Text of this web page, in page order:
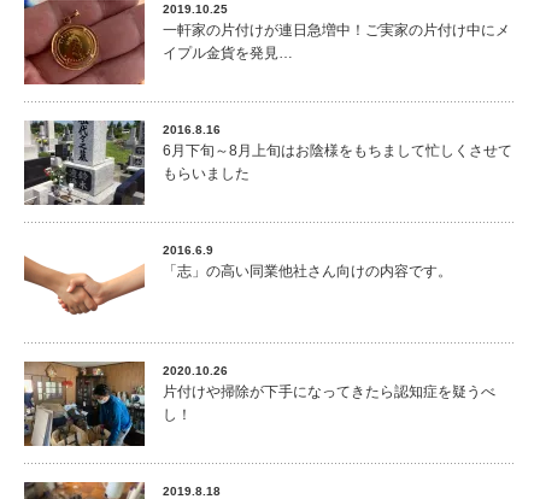
2019.10.25
一軒家の片付けが連日急増中！ご実家の片付け中にメ
イプル金貨を発見…
2016.8.16
6月下旬～8月上旬はお陰様をもちまして忙しくさせて
もらいました
2016.6.9
「志」の高い同業他社さん向けの内容です。
2020.10.26
片付けや掃除が下手になってきたら認知症を疑うべ
し！
2019.8.18